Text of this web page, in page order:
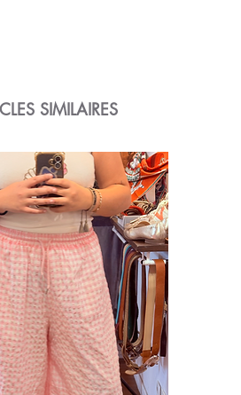
SIMILAIRES